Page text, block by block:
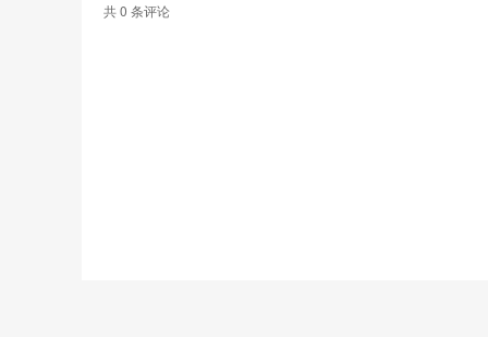
共0 条评论